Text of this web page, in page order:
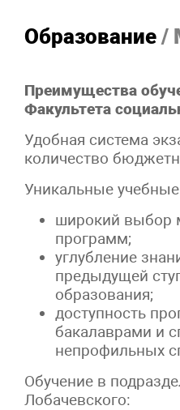
Образование /
Преимущества
Факультета
Удобная система
количество
Уникальные
широкий выбор
программ;
углубление
предыдущей
образования;
доступность
бакалаврами и
непрофильных
Обучение в
Лобачевского: